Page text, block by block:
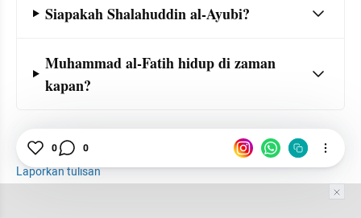
Siapakah Shalahuddin al-Ayubi?
Muhammad al-Fatih hidup di zaman
kapan?
Pemuda
Laporkan tulisan
0 0